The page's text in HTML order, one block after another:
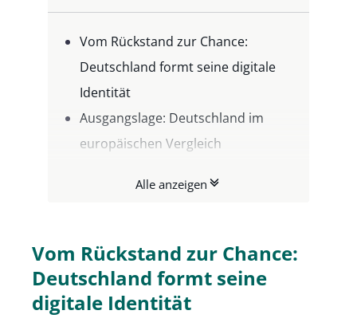
Vom Rückstand zur Chance:
Deutschland formt seine digitale
Identität
Ausgangslage: Deutschland im
europäischen Vergleich
Karsten Wildberger – ein Überblick
Vertrauensdiensteanbieter
Chancen und Risiken im Blick
Blick nach vorn:
Alle anzeigen
Vom Rückstand zur Chance:
Deutschland formt seine
digitale Identität